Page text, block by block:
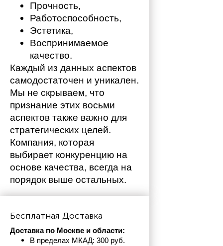
Прочность,
Работоспособность,
Эстетика,
Воспринимаемое
качество.
Каждый из данных аспектов
самодостаточен и уникален.
Мы не скрываем, что
признание этих восьми
аспектов также важно для
стратегических целей.
Компания, которая
выбирает конкуренцию на
основе качества, всегда на
порядок выше остальных.
Бесплатная Доставка
Доставка по Москве и области:
В пределах МКАД: 300 руб.